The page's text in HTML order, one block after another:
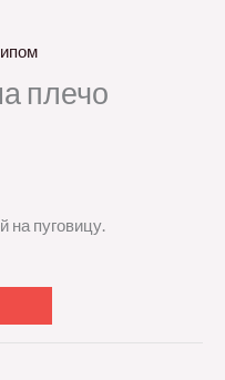
плечо
на пуговицу.